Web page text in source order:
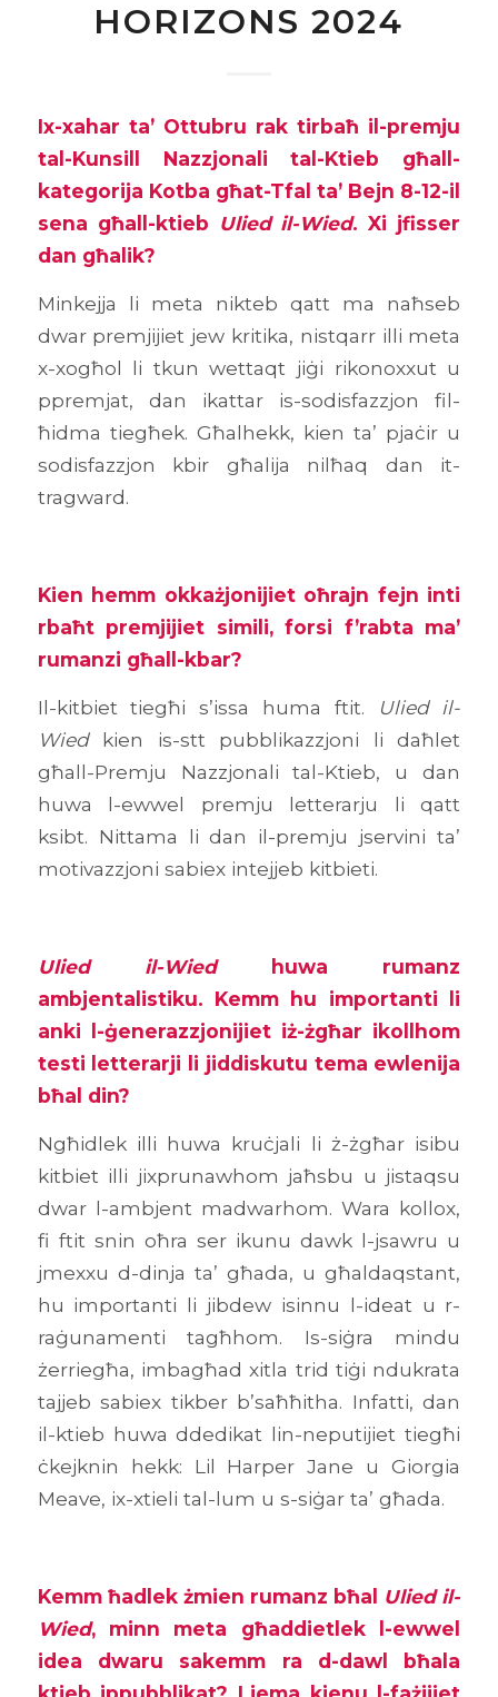
HORIZONS 2024
Ix-xahar ta’ Ottubru rak tirbaħ il-premju
tal-Kunsill Nazzjonali tal-Ktieb għall-
kategorija Kotba għat-Tfal ta’ Bejn 8-12-il
sena għall-ktieb Ulied il-Wied. Xi jfisser
dan għalik?
Minkejja li meta nikteb qatt ma naħseb
dwar premjijiet jew kritika, nistqarr illi meta
x-xogħol li tkun wettaqt jiġi rikonoxxut u
ppremjat, dan ikattar is-sodisfazzjon fil-
ħidma tiegħek. Għalhekk, kien ta’ pjaċir u
sodisfazzjon kbir għalija nilħaq dan it-
tragward.
Kien hemm okkażjonijiet oħrajn fejn inti
rbaħt premjijiet simili, forsi f’rabta ma’
rumanzi għall-kbar?
Il-kitbiet tiegħi s’issa huma ftit.
Ulied il-
Wied kien is-stt pubblikazzjoni li daħlet
għall-Premju Nazzjonali tal-Ktieb, u dan
huwa l-ewwel premju letterarju li qatt
ksibt. Nittama li dan il-premju jservini ta’
motivazzjoni sabiex intejjeb kitbieti.
Ulied il-Wied huwa rumanz
ambjentalistiku. Kemm hu importanti li
anki l-ġenerazzjonijiet iż-żgħar ikollhom
testi letterarji li jiddiskutu tema ewlenija
bħal din?
Ngħidlek illi huwa kruċjali li ż-żgħar isibu
kitbiet illi jixprunawhom jaħsbu u jistaqsu
dwar l-ambjent madwarhom. Wara kollox,
fi ftit snin oħra ser ikunu dawk l-jsawru u
jmexxu d-dinja ta’ għada, u għaldaqstant,
hu importanti li jibdew isinnu l-ideat u r-
raġunamenti tagħhom. Is-siġra mindu
żerriegħa, imbagħad xitla trid tiġi ndukrata
tajjeb sabiex tikber b’saħħitha. Infatti, dan
il-ktieb huwa ddedikat lin-neputijiet tiegħi
ċkejknin hekk: Lil Harper Jane u Giorgia
Meave, ix-xtieli tal-lum u s-siġar ta’ għada.
Kemm ħadlek żmien rumanz bħal Ulied il-
Wied, minn meta għaddietlek l-ewwel
idea dwaru sakemm ra d-dawl bħala